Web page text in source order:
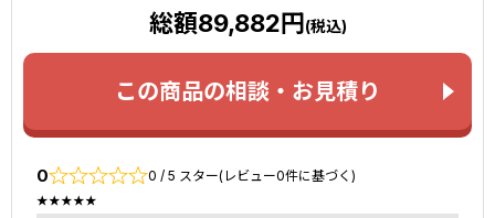
総額89,882円(税込)
この商品の相談・お見積り
0 0 / 5 スター(レビュー0件に基づく)
★★★★★